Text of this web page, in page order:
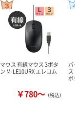
マウス 有線マウス 3ボタ
ン M-LE10URX エレコム
￥780～ （税込）